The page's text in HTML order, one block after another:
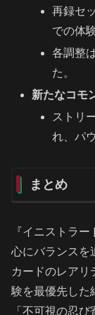
再録セ
での体
各調整
た。
新たなコモ
ストリ
れ、パ
まとめ
『イニストラ
心にバランスを
カードのレアリ
験を最優先した
「不可視の忍